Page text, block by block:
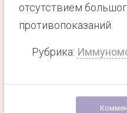
отсутствием
противопоказаний.
Рубрика: